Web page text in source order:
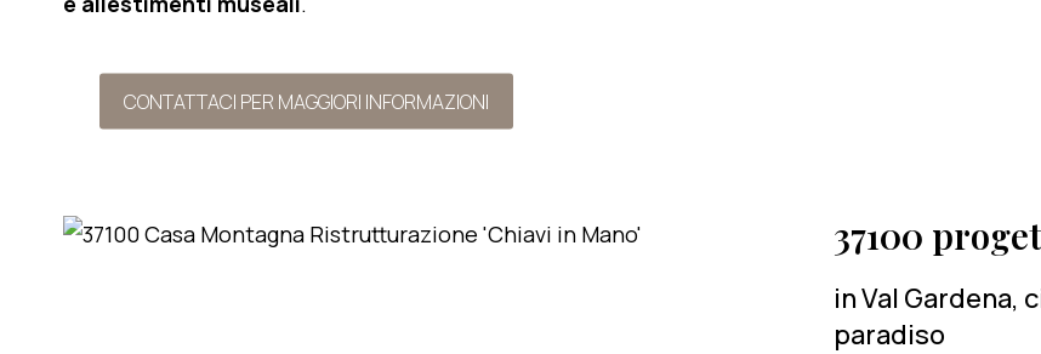
CONTATTACI PER MAGGIORI INFORMAZIONI
37100
in Val Gardena,
paradiso